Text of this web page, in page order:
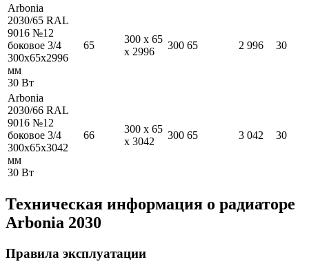
Arbonia
2030/65 RAL
9016 №12
боковое 3/4
300x65x2996
мм
30 Вт
65
300 x 65
x 2996
300 65 2 996 30
Arbonia
2030/66 RAL
9016 №12
боковое 3/4
300x65x3042
мм
30 Вт
66
300 x 65
x 3042
300 65 3 042 30
Техническая информация о радиаторе
Arbonia 2030
Правила эксплуатации